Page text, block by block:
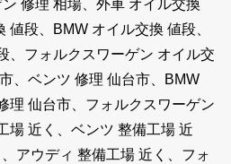
修理 相場、外車 オイル交換
値段、BMW オイル交換 値段、
、フォルクスワーゲン オイル交
、ベンツ 修理 仙台市、BMW
理 仙台市、フォルクスワーゲン
場 近く、ベンツ 整備工場 近
アウディ 整備工場 近く、フォ